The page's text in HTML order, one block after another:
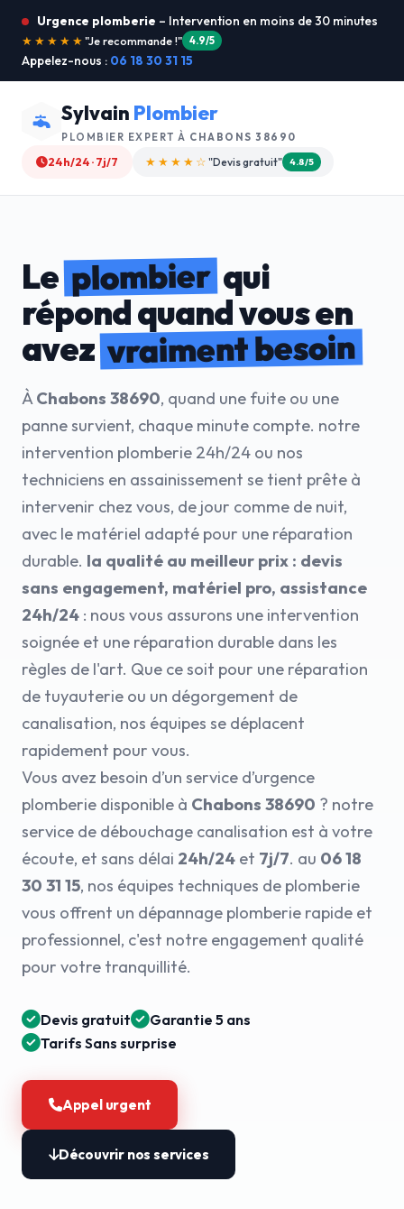
Urgence plomberie – Intervention en moins de 30 minutes
★★★★★"Service ultra rapide !" 5.0/5
Appelez-nous : 06 18 30 31 15
Sylvain Plombier
PLOMBIER EXPERT À CHABONS 38690
24h/24 · 7j/7 ★★★★☆ "Devis gratuit" 4.8/5
Leplombierqui
répond quand vous en
avezvraiment besoin
ÀChabons 38690, quand une fuite ou une
panne survient, chaque minute compte. notre
intervention plomberie 24h/24 ou nos
techniciens en assainissement se tient prête à
intervenir chez vous, de jour comme de nuit,
avec le matériel adapté pour une réparation
durable. la qualité au meilleur prix : devis
sans engagement, matériel pro, assistance
24h/24 : nous vous assurons une intervention
soignée et une réparation durable dans les
règles de l'art. Que ce soit pour une réparation
de tuyauterie ou un dégorgement de
canalisation, nos équipes se déplacent
rapidement pour vous.
Vous avez besoin d’un service d’urgence
plomberie disponible à Chabons 38690 ? notre
service de débouchage canalisation est à votre
écoute, et sans délai 24h/24 et 7j/7. au 06 18
30 31 15, nos équipes techniques de plomberie
vous offrent un dépannage plomberie rapide et
professionnel, c'est notre engagement qualité
pour votre tranquillité.
Devis gratuit
Garantie 5 ans
Tarifs Sans surprise
Appel urgent
Découvrir nos services